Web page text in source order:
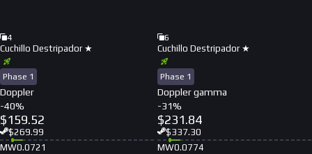
4
Cuchillo Destripador ★
Phase 1
Doppler
-40%
$159.52
$269.99
MW0.0721
6
Cuchillo Destripador ★
Phase 1
Doppler gamma
-31%
$231.84
$337.30
MW0.0774